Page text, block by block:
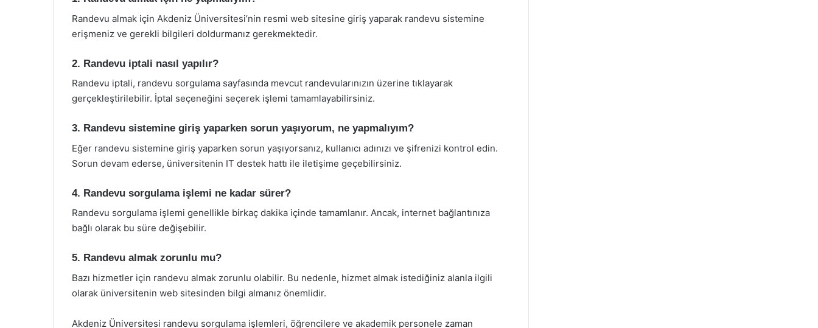
Randevu almak için Akdeniz Üniversitesi’nin resmi web sitesine giriş yaparak randevu sistemine
erişmeniz ve gerekli bilgileri doldurmanız gerekmektedir.
2. Randevu iptali nasıl yapılır?
Randevu iptali, randevu sorgulama sayfasında mevcut randevularınızın üzerine tıklayarak
gerçekleştirilebilir. İptal seçeneğini seçerek işlemi tamamlayabilirsiniz.
3. Randevu sistemine giriş yaparken sorun yaşıyorum, ne yapmalıyım?
Eğer randevu sistemine giriş yaparken sorun yaşıyorsanız, kullanıcı adınızı ve şifrenizi kontrol edin.
Sorun devam ederse, üniversitenin IT destek hattı ile iletişime geçebilirsiniz.
4. Randevu sorgulama işlemi ne kadar sürer?
Randevu sorgulama işlemi genellikle birkaç dakika içinde tamamlanır. Ancak, internet bağlantınıza
bağlı olarak bu süre değişebilir.
5. Randevu almak zorunlu mu?
Bazı hizmetler için randevu almak zorunlu olabilir. Bu nedenle, hizmet almak istediğiniz alanla ilgili
olarak üniversitenin web sitesinden bilgi almanız önemlidir.
Akdeniz Üniversitesi randevu sorgulama işlemleri, öğrencilere ve akademik personele zaman